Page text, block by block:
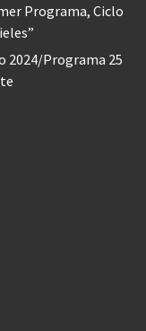
Programa, Ciclo
2024/Programa 25